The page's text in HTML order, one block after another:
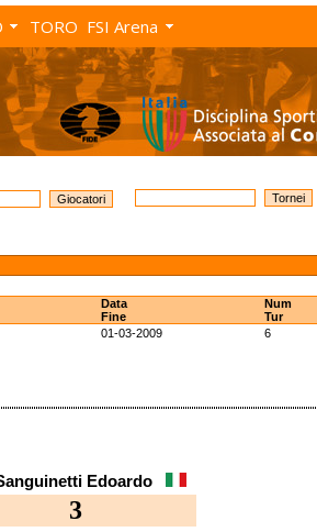
TORO FSI Arena
Data
Fine
Num
Tur
01-03-2009 6
Edoardo
3